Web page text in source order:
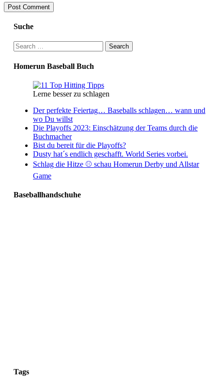
Suche
Search
for:
Homerun Baseball Buch
Lerne besser zu schlagen
Der perfekte Feiertag… Baseballs schlagen… wann und
wo Du willst
Die Playoffs 2023: Einschätzung der Teams durch die
Buchmacher
Bist du bereit für die Playoffs?
Dusty hat´s endlich geschafft. World Series vorbei.
Schlag die Hitze ⚾️ schau Homerun Derby und Allstar
Game
Baseballhandschuhe
Tags